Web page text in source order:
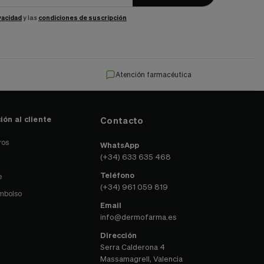
y las condiciones de suscripción
Atención farmacéutica
al cliente Contacto
WhatsApp
(+34) 633 635 468
Teléfono
(+34) 961 059 819
Email
info@dermofarma.es
Dirección
Serra Calderona 4
Massamagrell, Valencia